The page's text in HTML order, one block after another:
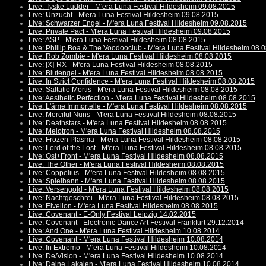
Live: Tyske Ludder - M'era Luna Festival Hildesheim 09.08.2015
Live: Unzucht - M'era Luna Festival Hildesheim 09.08.2015
Live: Schwarzer Engel - M'era Luna Festival Hildesheim 09.08.2015
Live: Private Pact - M'era Luna Festival Hildesheim 09.08.2015
Live: ASP - M'era Luna Festival Hildesheim 08.08.2015
Live: Phillip Boa & The Voodooclub - M'era Luna Festival Hildesheim
Live: Rob Zombie - M'era Luna Festival Hildesheim 08.08.2015
Live: [X]-RX - M'era Luna Festival Hildesheim 08.08.2015
Live: Blutengel - M'era Luna Festival Hildesheim 08.08.2015
Live: In Strict Confidence - M'era Luna Festival Hildesheim 08.08.2015
Live: Saltatio Mortis - M'era Luna Festival Hildesheim 08.08.2015
Live: Aesthetic Perfection - M'era Luna Festival Hildesheim 08.08.2015
Live: L'âme Immortelle - M'era Luna Festival Hildesheim 08.08.2015
Live: Merciful Nuns - M'era Luna Festival Hildesheim 08.08.2015
Live: Deathstars - M'era Luna Festival Hildesheim 08.08.2015
Live: Melotron - M'era Luna Festival Hildesheim 08.08.2015
Live: Frozen Plasma - M'era Luna Festival Hildesheim 08.08.2015
Live: Lord of the Lost - M'era Luna Festival Hildesheim 08.08.2015
Live: Ost+Front - M'era Luna Festival Hildesheim 08.08.2015
Live: The Other - M'era Luna Festival Hildesheim 08.08.2015
Live: Coppelius - M'era Luna Festival Hildesheim 08.08.2015
Live: Spielbann - M'era Luna Festival Hildesheim 08.08.2015
Live: Versengold - M'era Luna Festival Hildesheim 08.08.2015
Live: Nachtgeschrei - M'era Luna Festival Hildesheim 08.08.2015
Live: Elvellon - M'era Luna Festival Hildesheim 08.08.2015
Live: Covenant - E-Only Festival Leipzig 14.02.2015
Live: Covenant - Electronic Dance Art Festival Frankfurt 29.12.2014
Live: And One - M'era Luna Festival Hildesheim 10.08.2014
Live: Covenant - M'era Luna Festival Hildesheim 10.08.2014
Live: In Extremo - M'era Luna Festival Hildesheim 10.08.2014
Live: De/Vision - M'era Luna Festival Hildesheim 10.08.2014